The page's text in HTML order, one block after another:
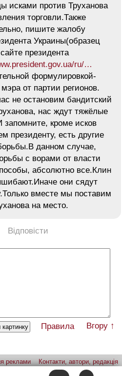
исками против Труханова
торговли.Также
пишите жалобу
Украины(образец
президента
ru/…
формулировкой-
от партии регионов.
не остановим бандитский
нас ждут тяжёлые
запомните, кроме исков
президенту, есть другие
данном случае,
с ворами от власти
абсолютно все.Клин
они сядут
вместе мы поставим
на место.
Відповісти
Правила Вгору ↑
реклами
Контакти, автори, редакція
Android